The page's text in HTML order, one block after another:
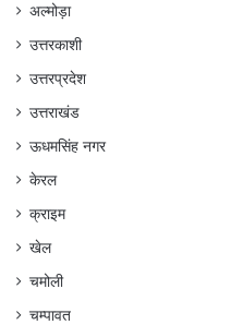
अल्मोड़ा
उत्तरकाशी
उत्तरप्रदेश
उत्तराखंड
ऊधमसिंह नगर
केरल
क्राइम
खेल
चमोली
चम्पावत